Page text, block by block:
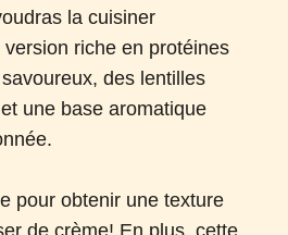
la cuisiner
riche en protéines
des lentilles
une base aromatique
pour obtenir une texture